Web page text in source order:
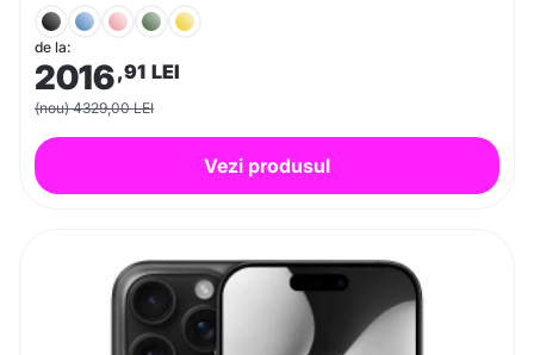
de la:
2016,91 LEI
(nou) 4329,00 LEI
Vezi produsul